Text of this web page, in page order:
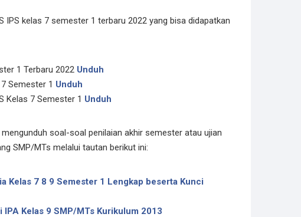
IPS kelas 7 semester 1 terbaru 2022 yang bisa didapatkan
1 Terbaru 2022 Unduh
Semester 1 Unduh
Kelas 7 Semester 1 Unduh
soal-soal penilaian akhir semester atau ujian
SMP/MTs melalui tautan berikut ini:
Kelas 7 8 9 Semester 1 Lengkap beserta Kunci
IPA Kelas 9 SMP/MTs Kurikulum 2013